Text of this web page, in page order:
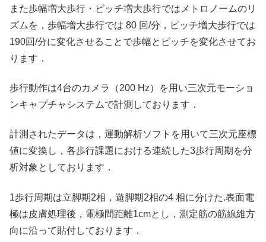
また歩幅増大歩行・ピッチ増大歩行ではメトロノームのリ
ズムを，歩幅増大歩行では 80 回/分，ピッチ増大歩行では
190回/分に変化させることで歩幅とピッチを変化させてお
ります．
歩行動作は4台のカメラ（200 Hz）を用い三次元モーショ
ンキャプチャシステムで計測しております．
計測されたデータは，運動解析ソフトを用いて三次元座標
値に変換し，各歩行課題における連続した3歩行周期を分
析対象としております．
1歩行周期は立脚期2相，遊脚期2相の4 相に分けた.表面電
極は皮膚処理後，電極間距離1cmとし，測定筋の筋線維方
向に沿って貼付しております．